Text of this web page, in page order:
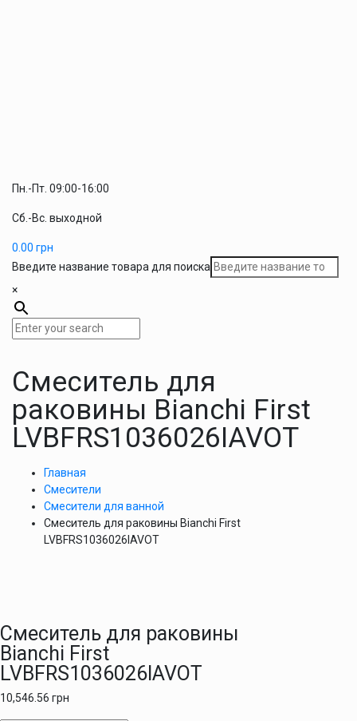
Пн.-Пт. 09:00-16:00
Сб.-Вс. выходной
0.00 грн
Введите название товара для поиска
×
Смеситель для
раковины Bianchi First
LVBFRS1036026IAVOT
Главная
Смесители
Смесители для ванной
Смеситель для раковины Bianchi First
LVBFRS1036026IAVOT
Смеситель для раковины
Bianchi First
LVBFRS1036026IAVOT
10,546.56 грн